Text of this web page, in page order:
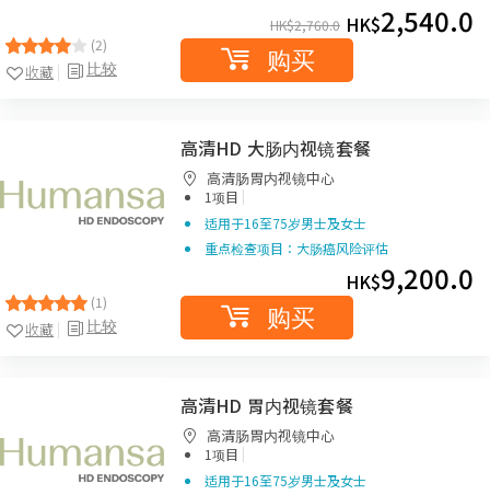
(2)
比较
收藏
HK$2,760.0 HK$2,540.0
购买
(1)
比较
收藏
高清HD 大肠内视镜套餐
高清肠胃内视镜中心
1项目 |
适用于16至75岁男士及女士
重点检查项目：大肠癌风险评估
HK$9,200.0
购买
高清HD 胃内视镜套餐
高清肠胃内视镜中心
1项目 |
适用于16至75岁男士及女士